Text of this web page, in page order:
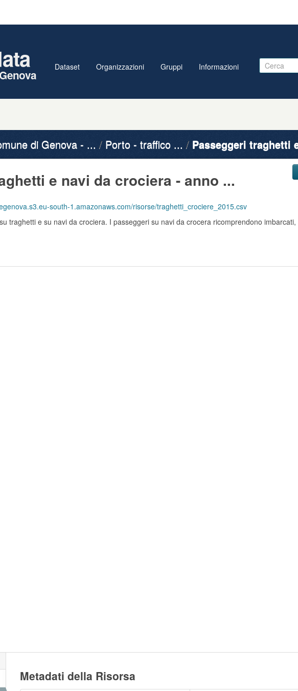
Dataset Organizzazioni Gruppi Informazioni
di Genova - ... Porto - traffico ... Passeggeri traghetti
e navi da crociera - anno ...
south-1.amazonaws.com/risorse/traghetti_crociere_2015.csv
traghetti e su navi da crociera. I passeggeri su navi da crocera ricomprendono
Metadati della Risorsa